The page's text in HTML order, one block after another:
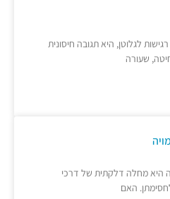
לגלוטן, היא תגובה חיסונית
שעורה
היא מחלה דלקתית של דרכי
האם